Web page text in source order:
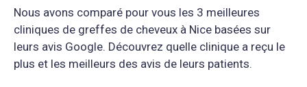
Nous avons comparé pour vous les 3 meilleures
cliniques de greffes de cheveux à Nice basées sur
leurs avis Google. Découvrez quelle clinique a reçu le
plus et les meilleurs des avis de leurs patients.